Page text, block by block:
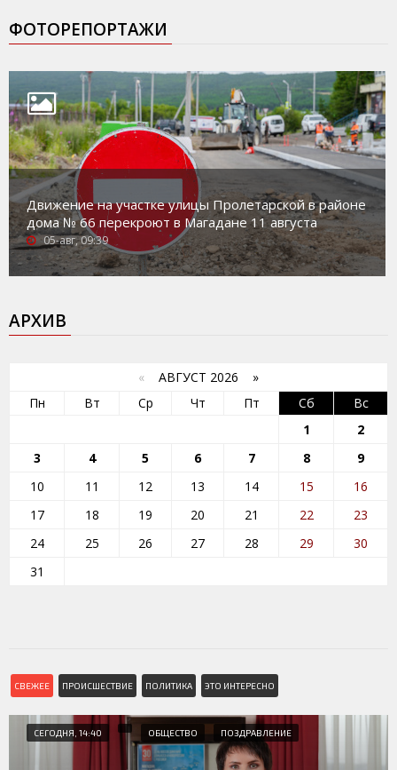
ФОТОРЕПОРТАЖИ
Движение на участке улицы Пролетарской в районе
дома № 66 перекроют в Магадане 11 августа
05-авг, 09:39
АРХИВ
« АВГУСТ 2026 »
Пн
Вт Ср Чт Пт Сб
Вс
1
2
3
4 5 6 7 8
9
10
11 12 13 14 15
16
17
18 19 20 21 22
23
24
25 26 27 28 29
30
31
СВЕЖЕЕ ПРОИСШЕСТВИЕ ПОЛИТИКА ЭТО ИНТЕРЕСНО
СЕГОДНЯ, 14:40 ОБЩЕСТВО ПОЗДРАВЛЕНИЕ